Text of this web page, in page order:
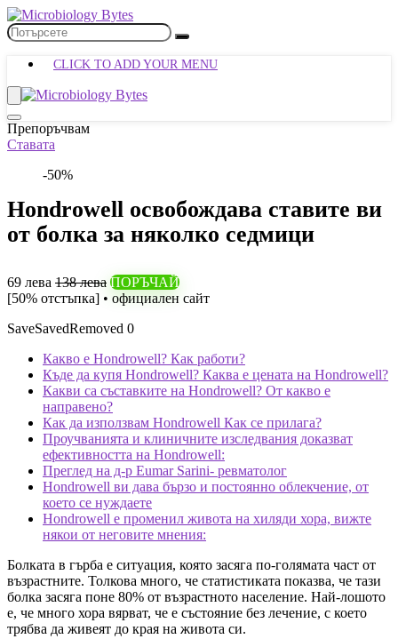
CLICK TO ADD YOUR MENU
Препоръчвам
Ставата
-50%
Hondrowell освобождава ставите ви
от болка за няколко седмици
69 лева 138 лева ПОРЪЧАЙ
[50% отстъпка] • официален сайт
SaveSavedRemoved 0
Какво е Hondrowell? Как работи?
Къде да купя Hondrowell? Каква е цената на Hondrowell?
Какви са съставките на Hondrowell? От какво е
направено?
Как да използвам Hondrowell Как се прилага?
Проучванията и клиничните изследвания доказват
ефективността на Hondrowell:
Преглед на д-р Eumar Sarini- ревматолог
Hondrowell ви дава бързо и постоянно облекчение, от
което се нуждаете
Hondrowell е променил живота на хиляди хора, вижте
някои от неговите мнения:
Болката в гърба е ситуация, която засяга по-голямата част от
възрастните. Толкова много, че статистиката показва, че тази
болка засяга поне 80% от възрастното население. Най-лошото
е, че много хора вярват, че е състояние без лечение, с което
трябва да живеят до края на живота си.